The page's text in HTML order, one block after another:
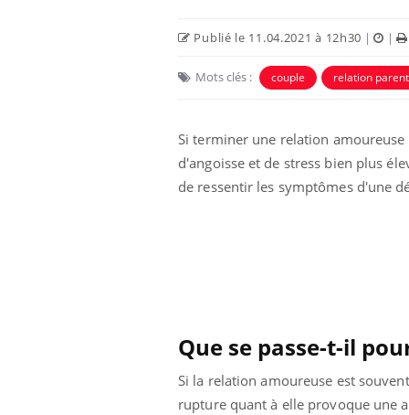
Publié le 11.04.2021 à 12h30 | |
Mots clés : couple relation
Si terminer une relation
d'angoisse et de stress bien plus
de ressentir les symptômes d'une
Que se passe-t-il
Si la relation amoureuse est
rupture quant à elle provoque une
naturel attire l'attention
des chercheurs